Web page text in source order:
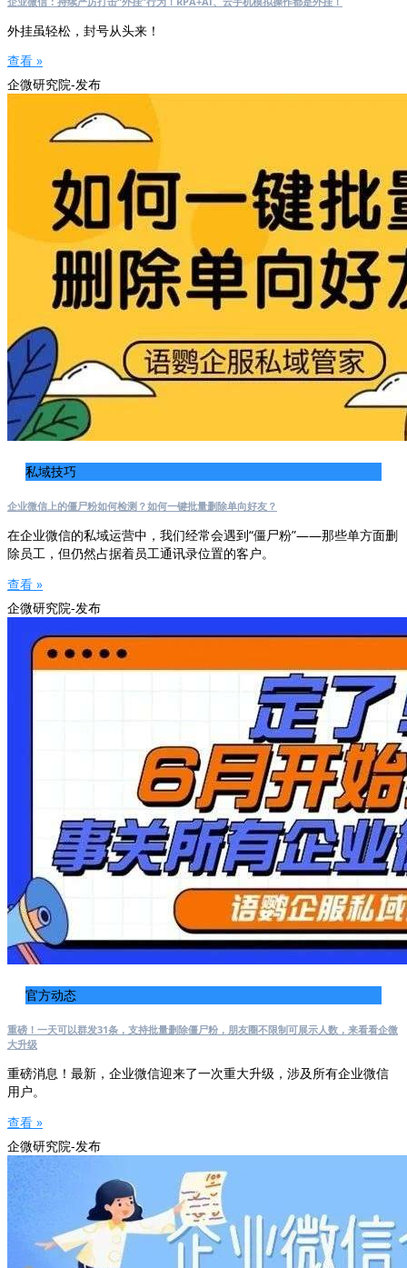
外挂虽轻松，封号从头来！
查看 »
企微研究院-发布
私域技巧
企业微信上的僵尸粉如何检测？如何一键批量删除单向好友？
在企业微信的私域运营中，我们经常会遇到“僵尸粉”——那些单方面删
除员工，但仍然占据着员工通讯录位置的客户。
查看 »
企微研究院-发布
官方动态
重磅！一天可以群发31条，支持批量删除僵尸粉，朋友圈不限制可展示人数，来看看企微
大升级
重磅消息！最新，企业微信迎来了一次重大升级，涉及所有企业微信
用户。
查看 »
企微研究院-发布